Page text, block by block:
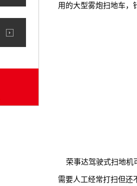
用的大型雾炮扫地车，
荣事达驾驶式扫地机
需要人工经常打扫但还